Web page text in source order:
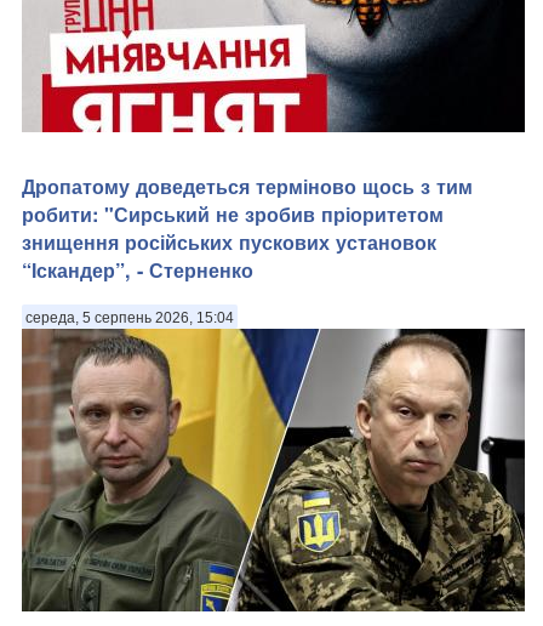
Звільнення Михайла Федорова могло бути не кадровим
рішенням, а спробою прибрати політичного конкурента. .
Чому його призначили в Міноборони, як рейтинги, тендери,
комбінацію. . Чому план «спалити» Ф...
Дропатому доведеться терміново щось з тим
робити: "Сирський не зробив пріоритетом
знищення російських пускових установок
“Іскандер”, - Стерненко
середа, 5 серпень 2026, 15:04